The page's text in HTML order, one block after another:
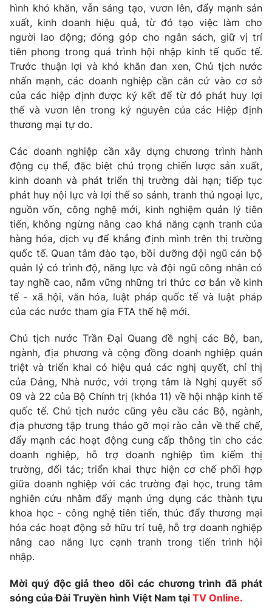
Tư vấn
Chuyên mục khác
Emagazine Podcast
Photo Infographic
Video
VTV Money VTV Thể thao
VTV Sức khoẻ Bất động sản
Thị trường 24h Tấm lòng Việt
VTV4 Vươn mình bằng AI
VTV9 VTV8
Liên hệ tòa soạn English
THỜI BÁO VTV
Theo dõi báo trên
Cơ quan chủ quản:Đài Truyền hình Việt Nam
Cơ quan báo chí:Thời báo VTV
Giấy phép hoạt động báo in và báo điện tử số 483/GP-BTTTT
cấp ngày 29/12/2023
Tổng Biên tập:
Nguyễn Trọng Ninh
Tổng đài VTV: 024.38 355 931 - 024.38 355 932
hình khó khăn, vẫn sáng tạo, vươn lên, đẩy mạnh sản
xuất, kinh doanh hiệu quả, từ đó tạo việc làm cho
người lao động; đóng góp cho ngân sách, giữ vị trí
tiên phong trong quá trình hội nhập kinh tế quốc tế.
Trước thuận lợi và khó khăn đan xen, Chủ tịch nước
nhấn mạnh, các doanh nghiệp cần căn cứ vào cơ sở
của các hiệp định được ký kết để từ đó phát huy lợi
thế và vươn lên trong kỷ nguyên của các Hiệp định
thương mại tự do.
Các doanh nghiệp cần xây dựng chương trình hành
động cụ thể, đặc biệt chú trọng chiến lược sản xuất,
kinh doanh và phát triển thị trường dài hạn; tiếp tục
phát huy nội lực và lợi thế so sánh, tranh thủ ngoại lực,
nguồn vốn, công nghệ mới, kinh nghiệm quản lý tiên
tiến, không ngừng nâng cao khả năng cạnh tranh của
hàng hóa, dịch vụ để khẳng định mình trên thị trường
quốc tế. Quan tâm đào tạo, bồi dưỡng đội ngũ cán bộ
quản lý có trình độ, năng lực và đội ngũ công nhân có
tay nghề cao, nắm vững những tri thức cơ bản về kinh
tế - xã hội, văn hóa, luật pháp quốc tế và luật pháp
của các nước tham gia FTA thế hệ mới.
Chủ tịch nước Trần Đại Quang đề nghị các Bộ, ban,
ngành, địa phương và cộng đồng doanh nghiệp quán
triệt và triển khai có hiệu quả các nghị quyết, chỉ thị
của Đảng, Nhà nước, với trọng tâm là Nghị quyết số
09 và 22 của Bộ Chính trị (khóa 11) về hội nhập kinh tế
quốc tế. Chủ tịch nước cũng yêu cầu các Bộ, ngành,
địa phương tập trung tháo gỡ mọi rào cản về thể chế,
đẩy mạnh các hoạt động cung cấp thông tin cho các
doanh nghiệp, hỗ trợ doanh nghiệp tìm kiếm thị
trường, đối tác; triển khai thực hiện cơ chế phối hợp
giữa doanh nghiệp với các trường đại học, trung tâm
nghiên cứu nhằm đẩy mạnh ứng dụng các thành tựu
khoa học - công nghệ tiên tiến, thúc đẩy thương mại
hóa các hoạt động sở hữu trí tuệ, hỗ trợ doanh nghiệp
nâng cao năng lực cạnh tranh trong tiến trình hội
nhập.
Mời quý độc giả theo dõi các chương trình đã phát
sóng của Đài Truyền hình Việt Nam tại TV Online.